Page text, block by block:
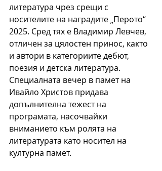
литература чрез срещи с
носителите на наградите „Перото“
2025. Сред тях е Владимир Левчев,
отличен за цялостен принос, както
и автори в категориите дебют,
поезия и детска литература.
Специалната вечер в памет на
Ивайло Христов придава
допълнителна тежест на
програмата, насочвайки
вниманието към ролята на
литературата като носител на
културна памет.